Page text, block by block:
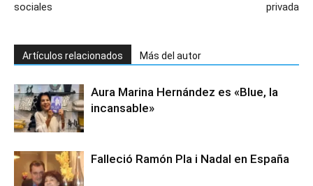
sociales
privada
Artículos relacionados Más del autor
Aura Marina Hernández es «Blue, la
incansable»
Falleció Ramón Pla i Nadal en España